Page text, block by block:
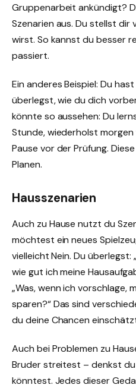
Gruppenarbeit ankündigt?
Szenarien aus. Du stellst dir
wirst. So kannst du besser
passiert.
Ein anderes Beispiel: Du
überlegst, wie du dich
könnte so aussehen: Du
Stunde, wiederholst
Pause vor der Prüfung.
Planen.
Hausszenarien
Auch zu Hause nutzt du
möchtest ein neues
vielleicht Nein. Du überlegst:
wie gut ich meine
„Was, wenn ich vorschlage,
sparen?“ Das sind
du deine Chancen
Auch bei Problemen zu
Bruder streitest – denkst
könntest. Jedes dieser